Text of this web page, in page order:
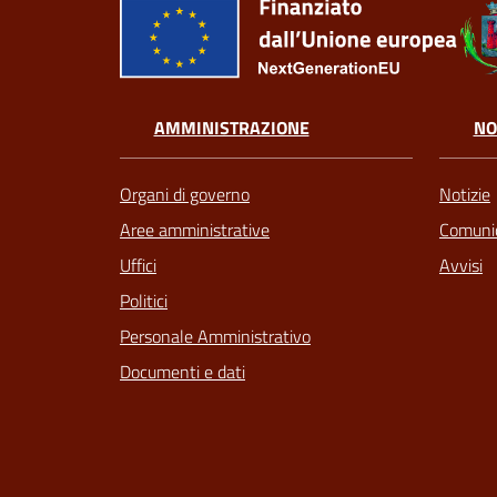
AMMINISTRAZIONE
Organi di governo
Aree amministrative
Uffici
Politici
Personale Amministrativo
Documenti e dati
Notizie
Avvisi